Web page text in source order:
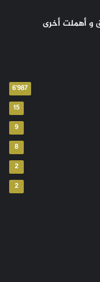
و أهملت أخرى
6٬987
15
9
8
2
2